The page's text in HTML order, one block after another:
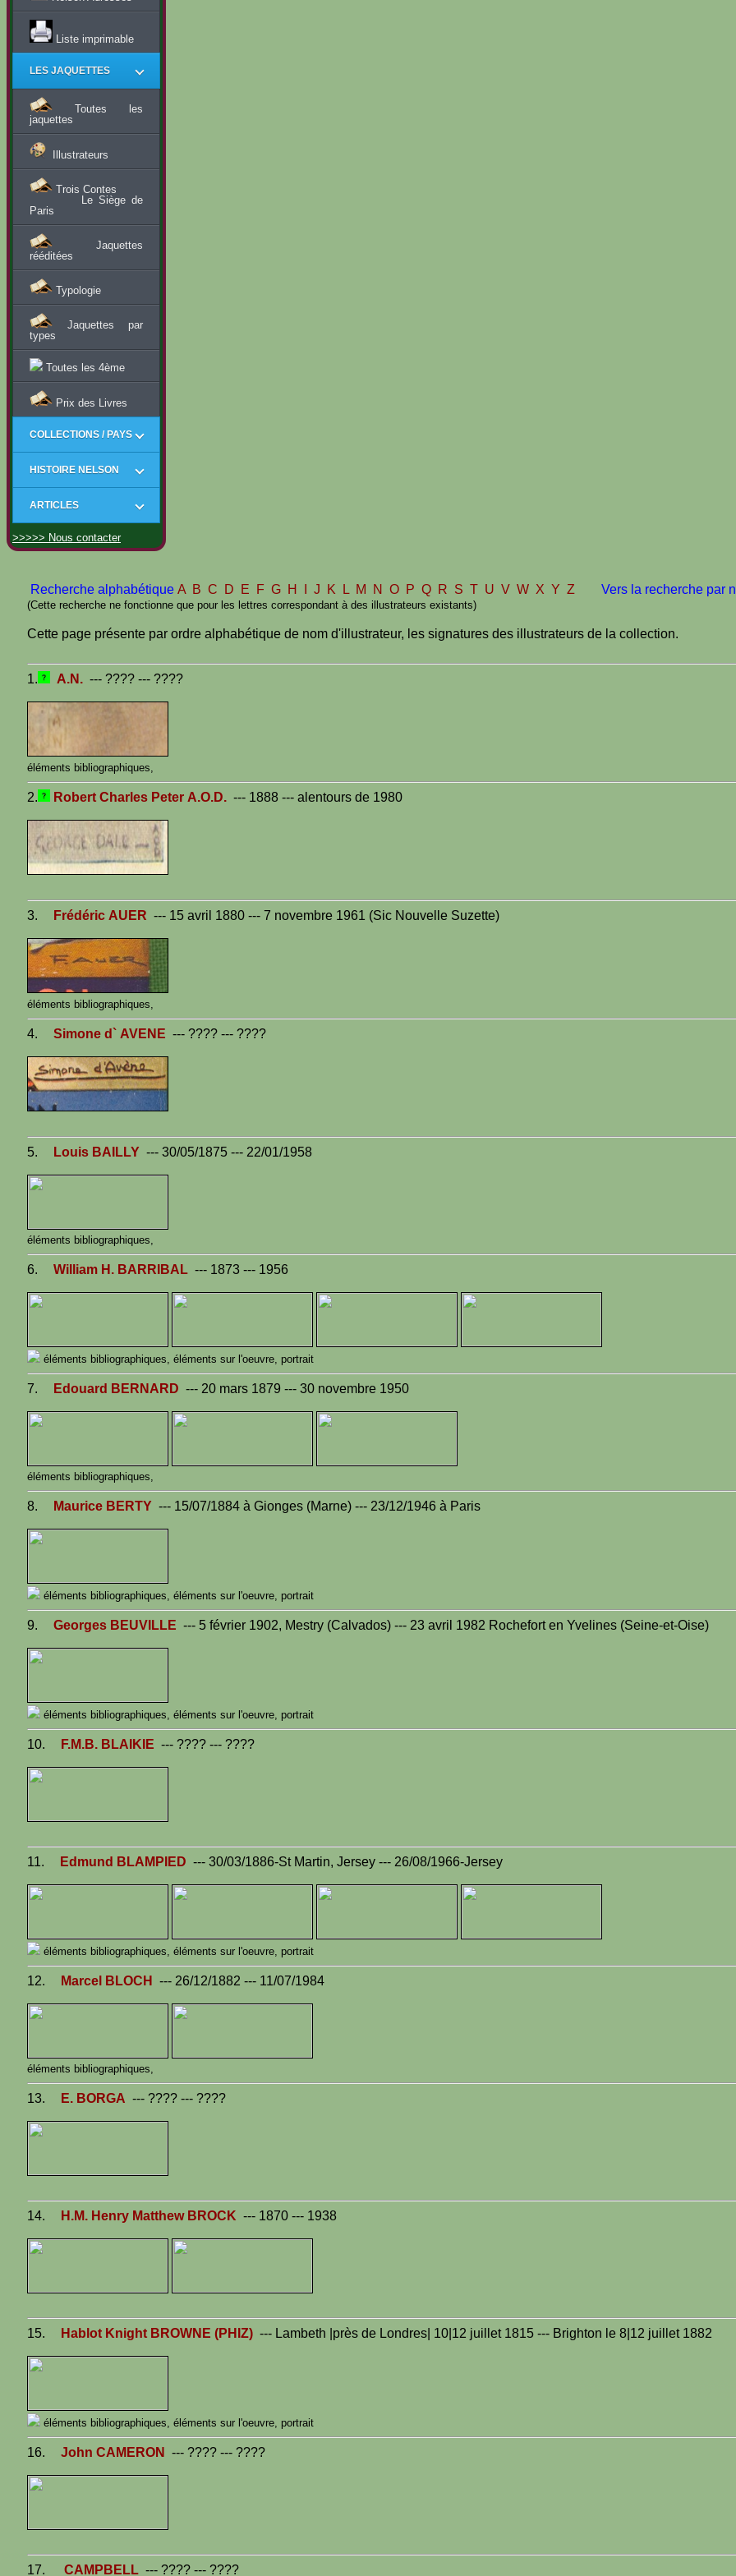
Liste imprimable
LES JAQUETTES
Toutes les
jaquettes
Illustrateurs
Trois Contes
Le Siège de
Paris
Jaquettes
rééditées
Typologie
Jaquettes par
types
Toutes les 4ème
Prix des Livres
COLLECTIONS / PAYS
HISTOIRE NELSON
ARTICLES
>>>>> Nous contacter
Recherche alphabétique A B C D E F G H J K L M N O P Q R S T U V W X Y Z Vers la recherche par
(Cette recherche ne fonctionne que pour les lettres correspondant à des illustrateurs existants)
Cette page présente par ordre alphabétique de nom d'illustrateur, les signatures des illustrateurs de la collection.
1. A.N. --- ???? --- ????
éléments bibliographiques,
2. Robert Charles Peter A.O.D. --- 1888 --- alentours de 1980
3. Frédéric AUER --- 15 avril 1880 --- 7 novembre 1961 (Sic Nouvelle Suzette)
éléments bibliographiques,
4. Simone d` AVENE --- ???? --- ????
5. Louis BAILLY --- 30/05/1875 --- 22/01/1958
éléments bibliographiques,
6. William H. BARRIBAL --- 1873 --- 1956
éléments bibliographiques, éléments sur l'oeuvre, portrait
7. Edouard BERNARD --- 20 mars 1879 --- 30 novembre 1950
éléments bibliographiques,
8. Maurice BERTY --- 15/07/1884 à Gionges (Marne) --- 23/12/1946 à Paris
éléments bibliographiques, éléments sur l'oeuvre, portrait
9. Georges BEUVILLE --- 5 février 1902, Mestry (Calvados) --- 23 avril 1982 Rochefort en Yvelines (Seine-et-Oise)
éléments bibliographiques, éléments sur l'oeuvre, portrait
10. F.M.B. BLAIKIE --- ???? --- ????
11. Edmund BLAMPIED --- 30/03/1886-St Martin, Jersey --- 26/08/1966-Jersey
éléments bibliographiques, éléments sur l'oeuvre, portrait
12. Marcel BLOCH --- 26/12/1882 --- 11/07/1984
éléments bibliographiques,
13. E. BORGA --- ???? --- ????
14. H.M. Henry Matthew BROCK --- 1870 --- 1938
15. Hablot Knight BROWNE (PHIZ) --- Lambeth |près de Londres| 10|12 juillet 1815 --- Brighton le 8|12 juillet 1882
éléments bibliographiques, éléments sur l'oeuvre, portrait
16. John CAMERON --- ???? --- ????
17. CAMPBELL --- ???? --- ????